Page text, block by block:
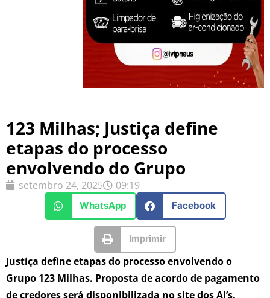
123 Milhas; Justiça define
etapas do processo
envolvendo do Grupo
setembro 24, 2025 09:19
WhatsApp Facebook
Imprimir
Justiça define etapas do processo envolvendo o
Grupo 123 Milhas. Proposta de acordo de pagamento
de credores será disponibilizada no site dos AJ’s.